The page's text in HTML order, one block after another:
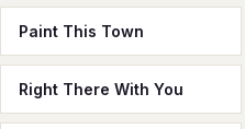
Paint This Town
Right There With You